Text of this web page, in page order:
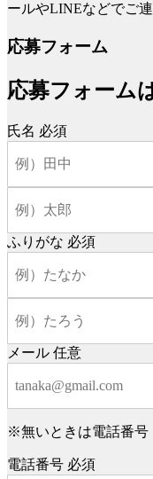
ールやLINEなどでご
応募フォーム
応募フォーム
氏名 必須
ふりがな 必須
メール 任意
※無いときは電話番号
電話番号 必須